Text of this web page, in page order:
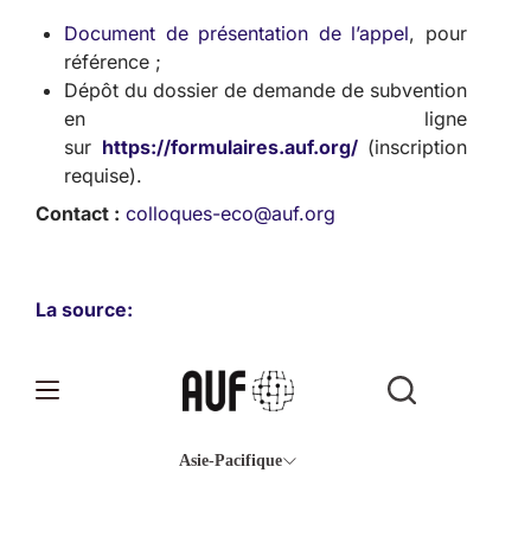
Document de présentation de l’appel, pour
référence ;
Dépôt du dossier de demande de subvention
en ligne
sur https://formulaires.auf.org/ (inscription
requise).
Contact : colloques-eco@auf.org
La source: